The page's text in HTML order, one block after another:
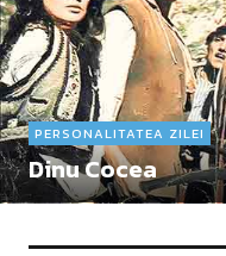
PERSONALITATEA ZILEI
Dinu Cocea